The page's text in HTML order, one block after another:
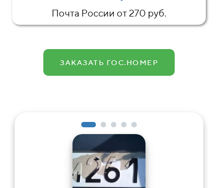
Почта России от 270 руб.
ЗАКАЗАТЬ ГОС.НОМЕР